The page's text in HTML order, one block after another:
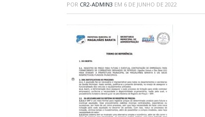
POR CR2-ADMIN3 EM 6 DE JUNHO DE 2022